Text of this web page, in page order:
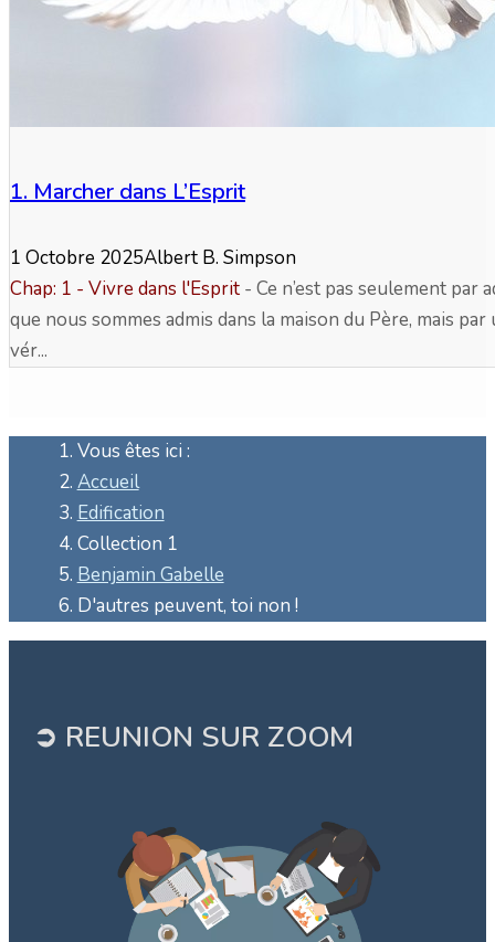
1. Marcher dans L’Esprit
1 Octobre 2025Albert B. Simpson
Chap: 1 - Vivre dans l'Esprit - Ce n’est pas seulement par
que nous sommes admis dans la maison du Père, mais par
vér...
Vous êtes ici :
Accueil
Edification
Collection 1
Benjamin Gabelle
D'autres peuvent, toi non !
➲ REUNION SUR ZOOM